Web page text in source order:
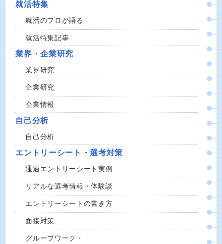
就活特集
就活のプロが語る
就活特集記事
業界・企業研究
業界研究
企業研究
企業情報
自己分析
自己分析
エントリーシート・選考対策
通過エントリーシート実例
リアルな選考情報・体験談
エントリーシートの書き方
面接対策
グループワーク・